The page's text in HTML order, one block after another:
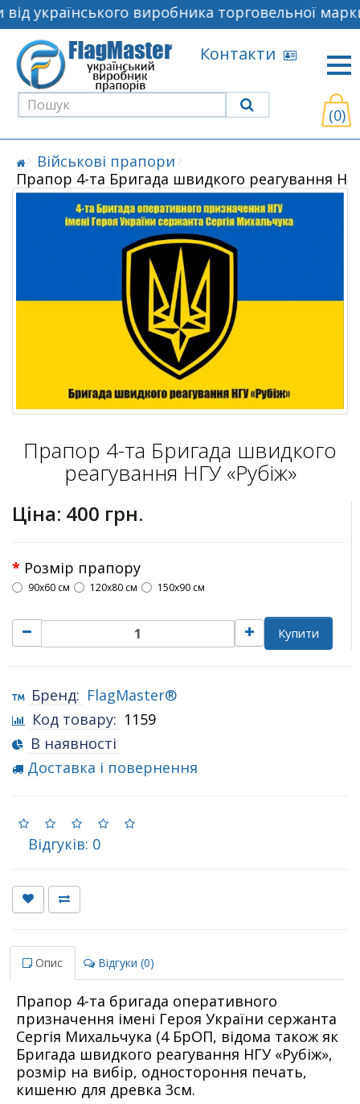
українського виробника торговельної
Контакти
(0)
Військові прапори
Прапор 4-та Бригада швидкого реагування
Прапор 4-та Бригада швидкого
реагування НГУ «Рубіж»
Ціна: 400 грн.
Розмір прапору
90х60 см 120х80 см 150х90 см
Купити
Бренд: FlagMaster®
Код товару: 1159
В наявності
Доставка і повернення
Відгуків: 0
Опис Відгуки (0)
Прапор 4-та бригада оперативного
призначення імені Героя України сержанта
Сергія Михальчука (4 БрОП, відома також як
Бригада швидкого реагування НГУ «Рубіж»,
розмір на вибір, одностороння печать,
кишеню для древка 3см.